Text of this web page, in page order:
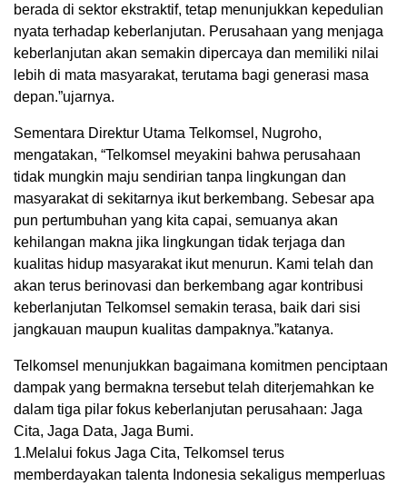
berada di sektor ekstraktif, tetap menunjukkan kepedulian
nyata terhadap keberlanjutan. Perusahaan yang menjaga
keberlanjutan akan semakin dipercaya dan memiliki nilai
lebih di mata masyarakat, terutama bagi generasi masa
depan.”ujarnya.
Sementara Direktur Utama Telkomsel, Nugroho,
mengatakan, “Telkomsel meyakini bahwa perusahaan
tidak mungkin maju sendirian tanpa lingkungan dan
masyarakat di sekitarnya ikut berkembang. Sebesar apa
pun pertumbuhan yang kita capai, semuanya akan
kehilangan makna jika lingkungan tidak terjaga dan
kualitas hidup masyarakat ikut menurun. Kami telah dan
akan terus berinovasi dan berkembang agar kontribusi
keberlanjutan Telkomsel semakin terasa, baik dari sisi
jangkauan maupun kualitas dampaknya.”katanya.
Telkomsel menunjukkan bagaimana komitmen penciptaan
dampak yang bermakna tersebut telah diterjemahkan ke
dalam tiga pilar fokus keberlanjutan perusahaan: Jaga
Cita, Jaga Data, Jaga Bumi.
1.Melalui fokus Jaga Cita, Telkomsel terus
memberdayakan talenta Indonesia sekaligus memperluas